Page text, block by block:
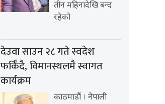
तीन महिनादेखि बन्द
रहेको
देउवा साउन २८ गते स्वदेश
फर्किँदै, विमानस्थलमै स्वागत
कार्यक्रम
काठमाडौं । नेपाली